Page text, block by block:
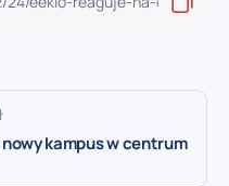
kampus w centrum